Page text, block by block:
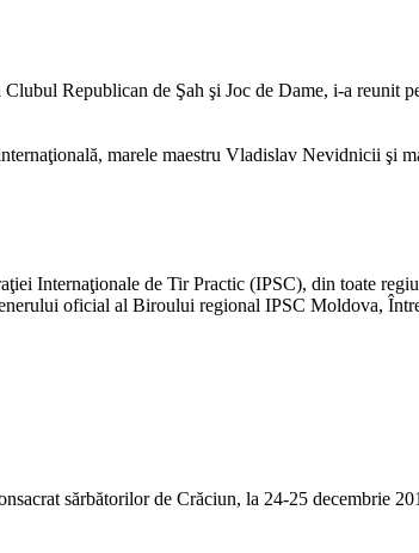
Republican de Şah şi Joc de Dame, i-a
marele maestru Vladislav Nevidnicii şi
Internaţionale de Tir Practic (IPSC), din toate
oficial al Biroului regional IPSC Moldova,
sărbătorilor de Crăciun, la 24-25 decembrie